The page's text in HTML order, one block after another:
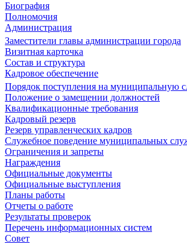
Биография
Полномочия
Администрация
Заместители главы администрации города
Визитная карточка
Состав и структура
Кадровое обеспечение
Порядок поступления на муниципальную
Положение о замещении должностей
Квалификационные требования
Кадровый резерв
Резерв управленческих кадров
Служебное поведение муниципальных
Ограничения и запреты
Награждения
Официальные документы
Официальные выступления
Планы работы
Отчеты о работе
Результаты проверок
Перечень информационных систем
Совет